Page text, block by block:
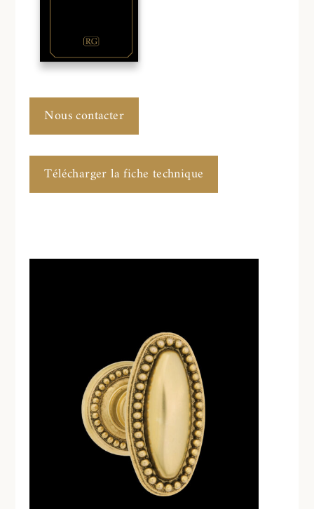
Nous contacter
Télécharger la fiche technique